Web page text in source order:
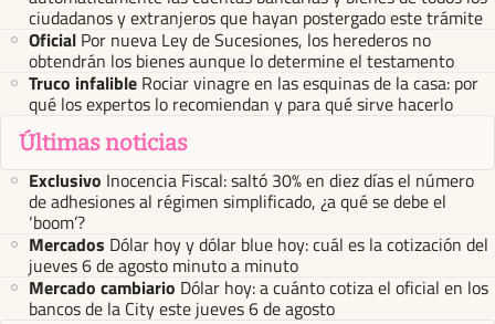
ciudadanos y extranjeros que hayan postergado este trámite
Oficial Por nueva Ley de Sucesiones, los herederos no
obtendrán los bienes aunque lo determine el testamento
Truco infalible Rociar vinagre en las esquinas de la casa: por
qué los expertos lo recomiendan y para qué sirve hacerlo
Últimas noticias
Exclusivo Inocencia Fiscal: saltó 30% en diez días el número
de adhesiones al régimen simplificado, ¿a qué se debe el
‘boom’?
Mercados Dólar hoy y dólar blue hoy: cuál es la cotización del
jueves 6 de agosto minuto a minuto
Mercado cambiario Dólar hoy: a cuánto cotiza el oficial en los
bancos de la City este jueves 6 de agosto